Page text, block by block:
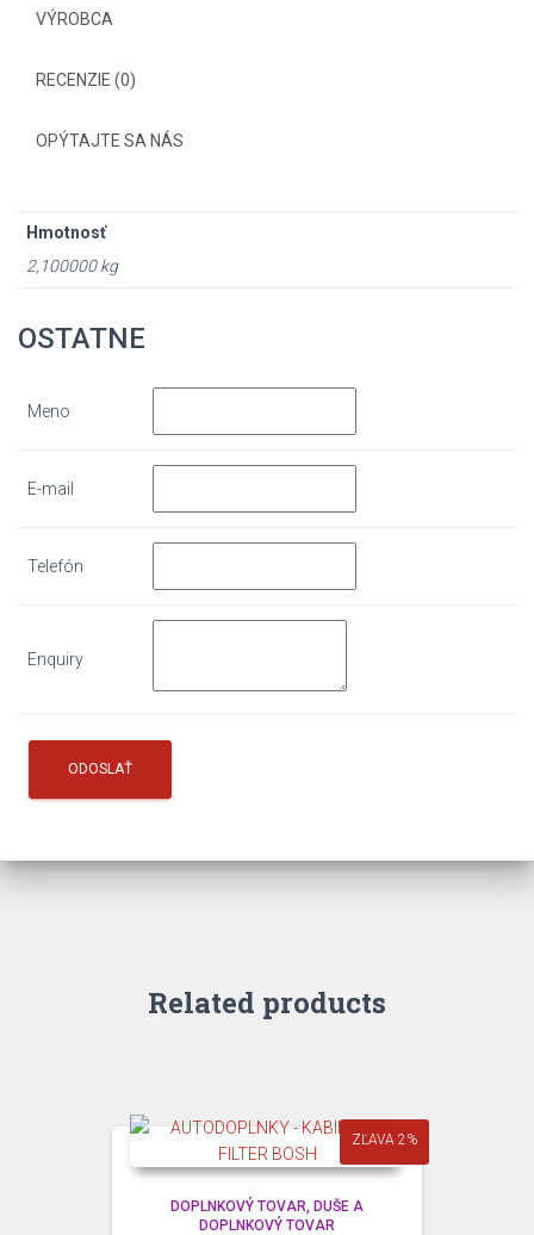
VÝROBCA
RECENZIE (0)
OPÝTAJTE SA NÁS
Hmotnosť
2,100000 kg
OSTATNE
Meno
E-mail
Telefón
Enquiry
Related products
ZĽAVA 2%
DOPLNKOVÝ TOVAR DUŠE A
DOPLNKOVÝ TOVAR